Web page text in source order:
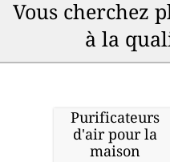
Vous cherchez
à la
Purificateurs
d'air pour la
maison